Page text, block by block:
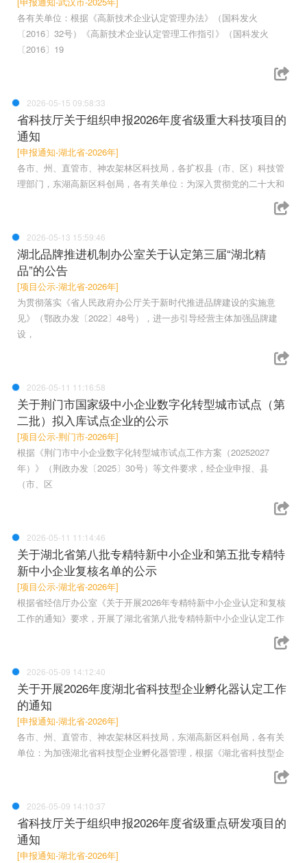
各有关单位：根据《高新技术企业认定管理办法》（国科发火
〔2016〕32号）《高新技术企业认定管理工作指引》（国科发火
〔2016〕19
2026-05-15 09:58:33
省科技厅关于组织申报2026年度省级重大科技项目的
通知
[申报通知-湖北省-2026年]
各市、州、直管市、神农架林区科技局，各扩权县（市、区）科技管
理部门，东湖高新区科创局，各有关单位：为深入贯彻党的二十大和
2026-05-13 15:59:46
湖北品牌推进机制办公室关于认定第三届“湖北精
品”的公告
[项目公示-湖北省-2026年]
为贯彻落实《省人民政府办公厅关于新时代推进品牌建设的实施意
见》（鄂政办发〔2022〕48号），进一步引导经营主体加强品牌建
设，
2026-05-11 11:16:58
关于荆门市国家级中小企业数字化转型城市试点（第
二批）拟入库试点企业的公示
[项目公示-荆门市-2026年]
根据《荆门市中小企业数字化转型城市试点工作方案（20252027
年）》（荆政办发〔2025〕30号）等文件要求，经企业申报、县
（市、区
2026-05-11 11:14:46
关于湖北省第八批专精特新中小企业和第五批专精特
新中小企业复核名单的公示
[项目公示-湖北省-2026年]
根据省经信厅办公室《关于开展2026年专精特新中小企业认定和复核
工作的通知》要求，开展了湖北省第八批专精特新中小企业认定工作
2026-05-09 14:12:40
关于开展2026年度湖北省科技型企业孵化器认定工作
的通知
[申报通知-湖北省-2026年]
各市、州、直管市、神农架林区科技局，东湖高新区科创局，各有关
单位：为加强湖北省科技型企业孵化器管理，根据《湖北省科技型企
2026-05-09 14:10:37
省科技厅关于组织申报2026年度省级重点研发项目的
通知
[申报通知-湖北省-2026年]